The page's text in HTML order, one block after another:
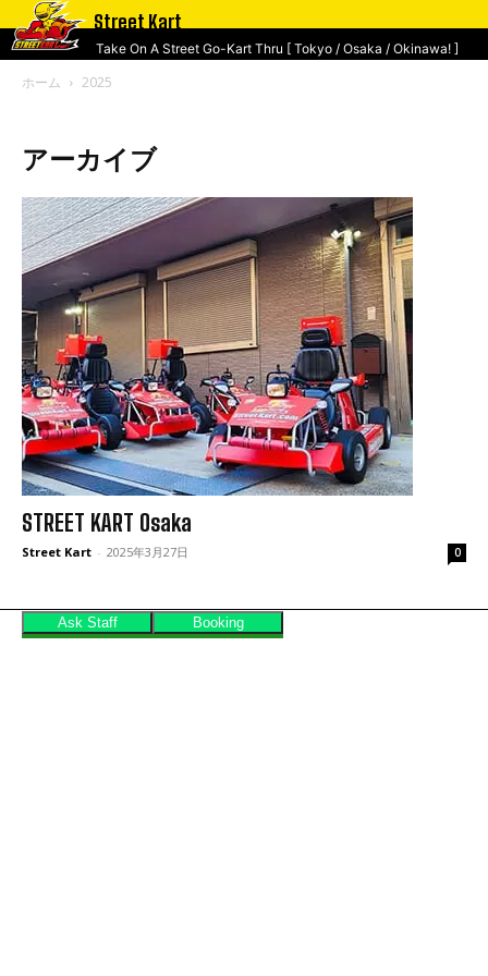
Street Kart
Take On A Street Go-Kart Thru [ Tokyo / Osaka / Okinawa! ]
ホーム 2025
アーカイブ
STREET KART Osaka
Street Kart - 2025年3月27日 0